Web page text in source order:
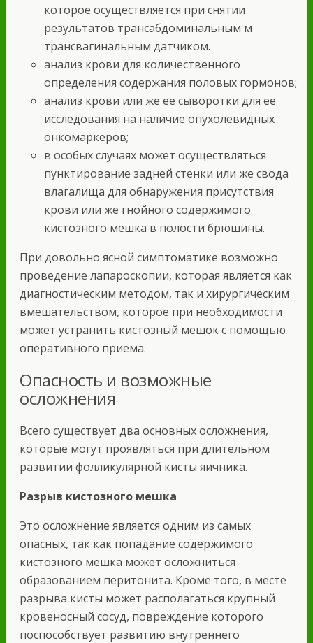
которое осуществляется при снятии
результатов трансабдоминальным м
трансвагинальным датчиком.
анализ крови для количественного
определения содержания половых гормонов;
анализ крови или же ее сыворотки для ее
исследования на наличие опухолевидных
онкомаркеров;
в особых случаях может осуществляться
пунктирование задней стенки или же свода
влагалища для обнаружения присутствия
крови или же гнойного содержимого
кистозного мешка в полости брюшины.
При довольно ясной симптоматике возможно
проведение лапароскопии, которая является как
диагностическим методом, так и хирургическим
вмешательством, которое при необходимости
может устранить кистозный мешок с помощью
оперативного приема.
Опасность и возможные
осложнения
Всего существует два основных осложнения,
которые могут проявляться при длительном
развитии фолликулярной кисты яичника.
Разрыв кистозного мешка
Это осложнение является одним из самых
опасных, так как попадание содержимого
кистозного мешка может осложниться
образованием перитонита. Кроме того, в месте
разрыва кисты может располагаться крупный
кровеносный сосуд, повреждение которого
поспособствует развитию внутреннего